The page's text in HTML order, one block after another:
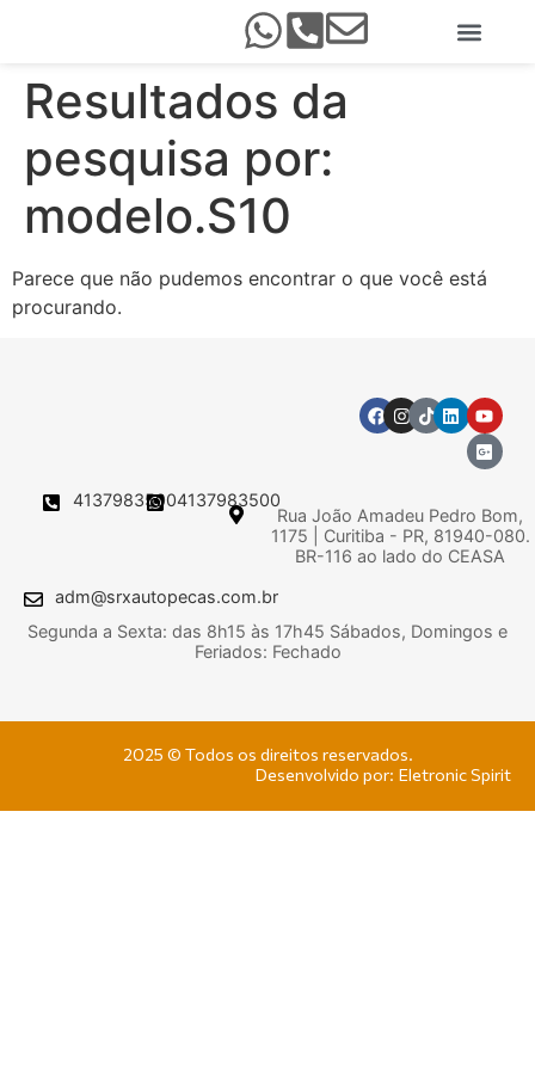
Resultados da
pesquisa por:
modelo.S10
Parece que não pudemos encontrar o que você está
procurando.
41379835004137983500
Rua João Amadeu Pedro Bom,
1175 | Curitiba - PR, 81940-080.
BR-116 ao lado do CEASA
adm@srxautopecas.com.br
Segunda a Sexta: das 8h15 às 17h45 Sábados, Domingos e
Feriados: Fechado
2025 © Todos os direitos reservados.
Desenvolvido por: Eletronic Spirit